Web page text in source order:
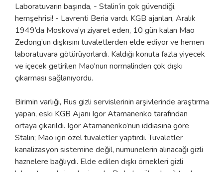
Laboratuvarın başında, - Stalin’in çok güvendiği,
hemşehrisi! - Lavrenti Beria vardı. KGB ajanları, Aralık
1949’da Moskova’yı ziyaret eden, 10 gün kalan Mao
Zedong’un dışkısını tuvaletlerden elde ediyor ve hemen
laboratuvara götürüyorlardı. Kaldığı konuta fazla yiyecek
ve içecek getirilen Mao'nun normalinden çok dışkı
çıkarması sağlanıyordu.
Birimin varlığı, Rus gizli servislerinin arşivlerinde araştırma
yapan, eski KGB Ajanı Igor Atamanenko tarafından
ortaya çıkarıldı. Igor Atamanenko’nun iddiasına göre
Stalin; Mao için özel tuvaletler yaptırdı. Tuvaletler
kanalizasyon sistemine değil, numunelerin alınacağı gizli
haznelere bağlıydı. Elde edilen dışkı örnekleri gizli